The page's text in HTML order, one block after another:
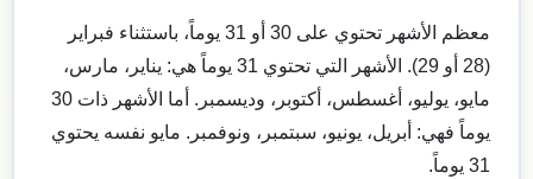
معظم الأشهر تحتوي على 30 أو 31 يوماً، باستثناء فبراير
(28 أو 29). الأشهر التي تحتوي 31 يوماً هي: يناير، مارس،
مايو، يوليو، أغسطس، أكتوبر، وديسمبر. أما الأشهر ذات 30
يوماً فهي: أبريل، يونيو، سبتمبر، ونوفمبر. مايو نفسه يحتوي
31 يوماً.